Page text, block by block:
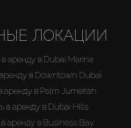
ЛОКАЦИИ
аренду в Dubai Marina
в Downtown Dubai
аренду в Palm Jumeirah
в аренду в Dubai Hills
аренду в Business Bay